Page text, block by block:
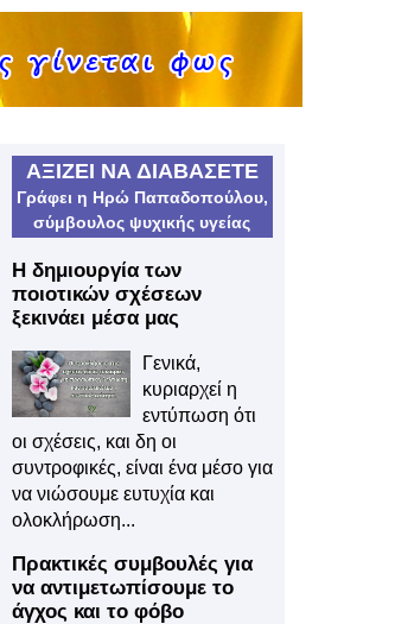
ΑΞΙΖΕΙ ΝΑ ΔΙΑΒΑΣΕΤΕ
Γράφει η Ηρώ Παπαδοπούλου,
σύμβουλος ψυχικής υγείας
Η δημιουργία των
ποιοτικών σχέσεων
ξεκινάει μέσα μας
Γενικά,
κυριαρχεί η
εντύπωση ότι
οι σχέσεις, και δη οι
συντροφικές, είναι ένα μέσο για
να νιώσουμε ευτυχία και
ολοκλήρωση...
Πρακτικές συμβουλές για
να αντιμετωπίσουμε το
άγχος και το φόβο